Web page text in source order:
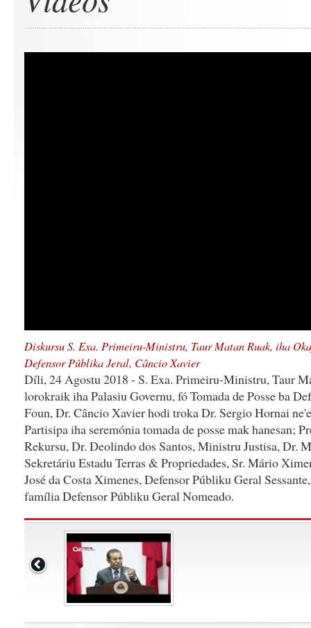
Diskursu S. Exa. Primeiru-Ministru, Taur Matan Ruak, iha
Defensor Públika Jeral, Câncio Xavier
Díli, 24 Agostu 2018 - S. Exa. Primeiru-Ministru, Taur
lorokraik iha Palasiu Governu, fó Tomada de Posse ba
Foun, Dr. Câncio Xavier hodi troka Dr. Sergio Hornai
Partisipa iha seremónia tomada de posse mak hanesan;
Rekursu, Dr. Deolindo dos Santos, Ministru Justisa, Dr.
Sekretáriu Estadu Terras & Propriedades, Sr. Mário
José da Costa Ximenes, Defensor Públiku Geral
família Defensor Públiku Geral Nomeado.